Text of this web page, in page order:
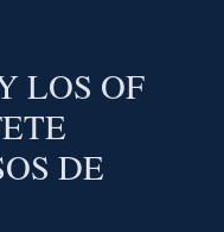
LOS OF
DE